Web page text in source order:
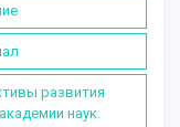
развития
наук.